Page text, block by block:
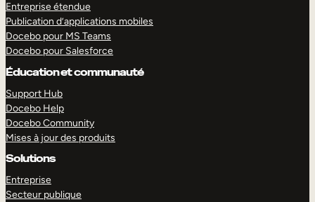
Entreprise étendue
Publication d’applications mobiles
Docebo pour MS Teams
Docebo pour Salesforce
Éducation et communauté
Support Hub
Docebo Help
Docebo Community
Mises à jour des produits
Solutions
Entreprise
Secteur publique